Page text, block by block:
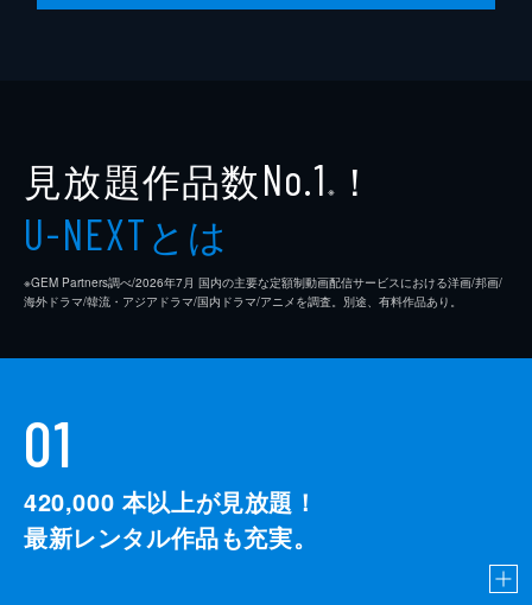
しめる。さらに天下を狙う羽柴秀吉の足元を
の実像は謎に包まれていた。近年の研究の進
展で明らかになってきた雑賀衆の真実に迫
る。
雲は、アメリカに渡り、新聞記者になった。
雑誌社の依頼を受けて日本にわたったのがき
で古き日本に接し、松江藩士の娘・小泉セツ
と結婚する。その後、東京帝国大学で英文学
見放題作品数No.1 ※ ！
U-NEXTとは
※GEM Partners調べ/2026年7⽉ 国内の主要な定額制動画配信サービスにおける洋画/邦画/
海外ドラマ/韓流・アジアドラマ/国内ドラマ/アニメを調査。別途、有料作品あり。
01
420,000 本以上が見放題！
最新レンタル作品も充実。